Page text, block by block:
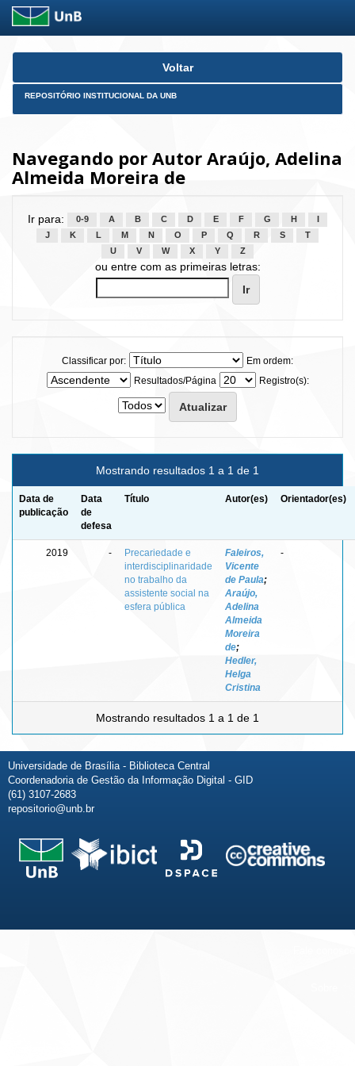
Skip
Voltar
REPOSITÓRIO INSTITUCIONAL DA UNB
Navegando por Autor Araújo, Adelina
Almeida Moreira de
Ir para: 0-9 A B C D E F G H
J
K L M N O P Q R S
T
U
V W X Y Z
ou entre com as primeiras letras:
Classificar por:
Em ordem:
Resultados/Página
Registro(s):
Mostrando resultados 1 a 1 de 1
Data de
publicação
Data
de
defesa
Título Autor(es) Orientador(es)
2019 -
Precariedade e
interdisciplinaridade
no trabalho da
assistente social na
esfera pública
Faleiros,
Vicente
de Paula;
Araújo,
Adelina
Almeida
Moreira
de;
Hedler,
Helga
Cristina
-
Mostrando resultados 1 a 1 de 1
Universidade de Brasília - Biblioteca Central
Coordenadoria de Gestão da Informação Digital - GID
(61) 3107-2683
repositorio@unb.br